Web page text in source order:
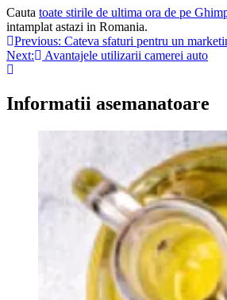
Cauta toate stirile de ultima ora de pe
intamplat astazi in Romania.
Navigare
în
Previous: Cateva sfaturi pentru un
Next:
Avantajele utilizarii camerei auto
Informatii asemanatoare